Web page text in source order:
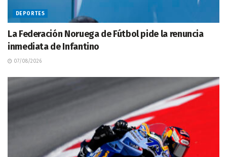
DEPORTES
La Federación Noruega de Fútbol pide la renuncia
inmediata de Infantino
07/08/2026